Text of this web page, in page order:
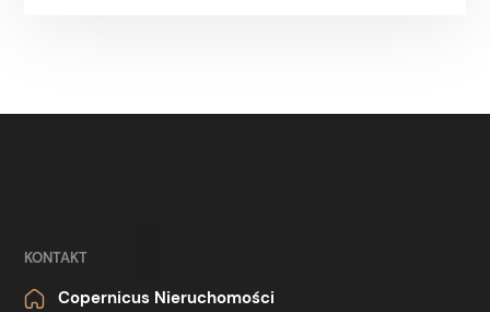
KONTAKT
Copernicus Nieruchomości